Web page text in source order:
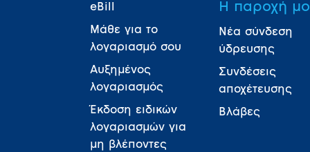
eBill
Μάθε για το
λογαριασμό σου
Αυξημένος
λογαριασμός
Έκδοση ειδικών
λογαριασμών για
μη βλέποντες
Η παροχή
Νέα σύνδεση
ύδρευσης
Συνδέσεις
αποχέτευσης
Βλάβες